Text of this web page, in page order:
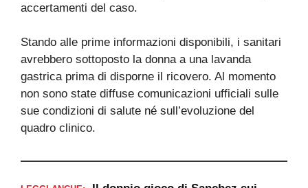
accertamenti del caso.
Stando alle prime informazioni disponibili, i sanitari
avrebbero sottoposto la donna a una lavanda
gastrica prima di disporne il ricovero. Al momento
non sono state diffuse comunicazioni ufficiali sulle
sue condizioni di salute né sull’evoluzione del
quadro clinico.